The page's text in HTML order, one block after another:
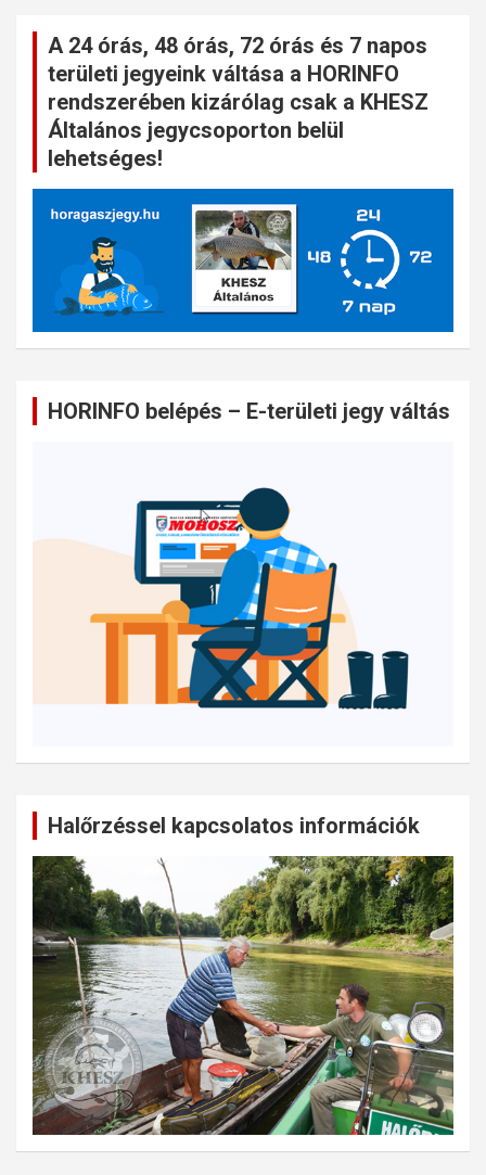
A 24 órás, 48 órás, 72 órás és 7 napos
területi jegyeink váltása a HORINFO
rendszerében kizárólag csak a KHESZ
Általános jegycsoporton belül
lehetséges!
HORINFO belépés – E-területi jegy váltás
Halőrzéssel kapcsolatos információk